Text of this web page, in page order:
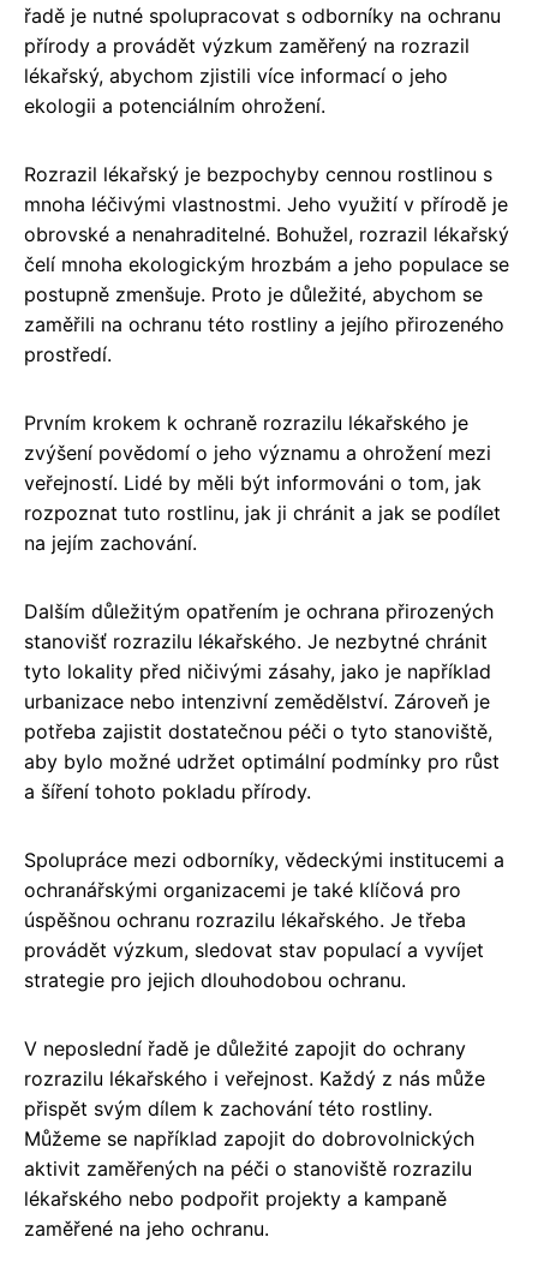
řadě je nutné spolupracovat s odborníky na ochranu
přírody a provádět výzkum zaměřený na rozrazil
lékařský, abychom zjistili více informací o jeho
ekologii a potenciálním ohrožení.
Rozrazil lékařský je bezpochyby cennou rostlinou s
mnoha léčivými vlastnostmi. Jeho využití v přírodě je
obrovské a nenahraditelné. Bohužel, rozrazil lékařský
čelí mnoha ekologickým hrozbám a jeho populace se
postupně zmenšuje. Proto je důležité, abychom se
zaměřili na ochranu této rostliny a jejího přirozeného
prostředí.
Prvním krokem k ochraně rozrazilu lékařského je
zvýšení povědomí o jeho významu a ohrožení mezi
veřejností. Lidé by měli být informováni o tom, jak
rozpoznat tuto rostlinu, jak ji chránit a jak se podílet
na jejím zachování.
Dalším důležitým opatřením je ochrana přirozených
stanovišť rozrazilu lékařského. Je nezbytné chránit
tyto lokality před ničivými zásahy, jako je například
urbanizace nebo intenzivní zemědělství. Zároveň je
potřeba zajistit dostatečnou péči o tyto stanoviště,
aby bylo možné udržet optimální podmínky pro růst
a šíření tohoto pokladu přírody.
Spolupráce mezi odborníky, vědeckými institucemi a
ochranářskými organizacemi je také klíčová pro
úspěšnou ochranu rozrazilu lékařského. Je třeba
provádět výzkum, sledovat stav populací a vyvíjet
strategie pro jejich dlouhodobou ochranu.
V neposlední řadě je důležité zapojit do ochrany
rozrazilu lékařského i veřejnost. Každý z nás může
přispět svým dílem k zachování této rostliny.
Můžeme se například zapojit do dobrovolnických
aktivit zaměřených na péči o stanoviště rozrazilu
lékařského nebo podpořit projekty a kampaně
zaměřené na jeho ochranu.